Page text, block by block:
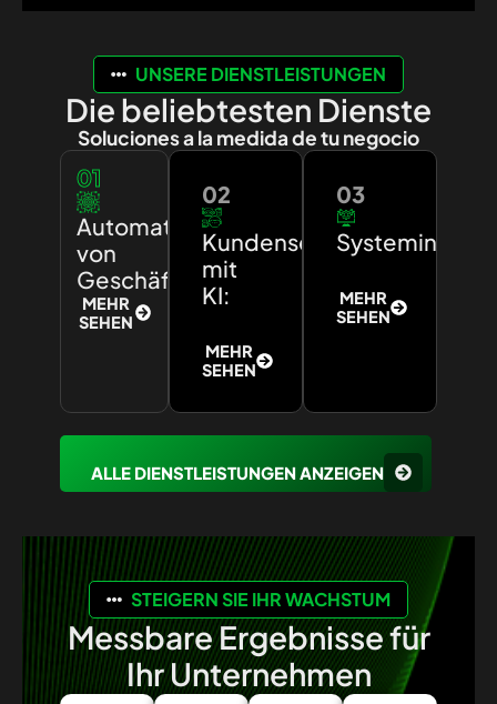
UNSERE DIENSTLEISTUNGEN
Die beliebtesten Dienste
Soluciones a la medida de tu negocio
01
Automatisierung
von
Geschäftsprozessen:
MEHR
SEHEN
02
Kundenservice
mit
KI:
MEHR
SEHEN
03
MEHR
SEHEN
ALLE DIENSTLEISTUNGEN ANZEIGEN
STEIGERN SIE IHR WACHSTUM
Messbare Ergebnisse für
Ihr Unternehmen